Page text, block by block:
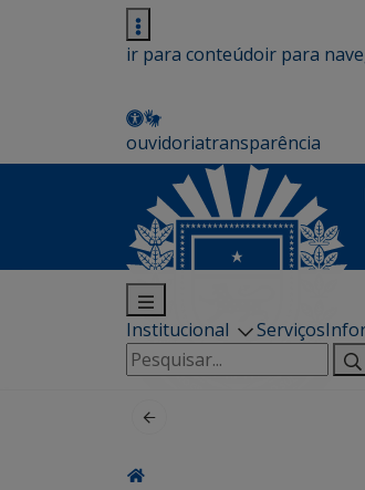
ir para conteúdoir para
ouvidoriatransparência
Institucional Serviços
Pesquisar
por: